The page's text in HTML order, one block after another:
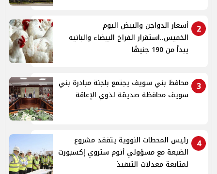
2
أسعار الدواجن والبيض اليوم
الخميس..استقرار الفراخ البيضاء والبانيه
يبدأ من 190 جنيهًا
3
محافظ بني سويف يجتمع بلجنة مبادرة بني
سويف محافظة صديقة لذوي الإعاقة
4
رئيس المحطات النووية يتفقد مشروع
الضبعة مع مسؤولي أتوم ستروي إكسبورت
لمتابعة معدلات التنفيذ